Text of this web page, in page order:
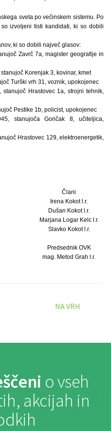
sveta po večinskem sistemu. Po
izvoljeni tisti kandidati, ki so dobili
ki so dobili največ glasov:
Zavrč 7a, magister geografije in
Korenjak 3, kovinar, kmet
Turški vrh 31, voznik, upokojenec
Hrastovec 1a, strojni tehnik,
Pestike 1b, policist, upokojenec
stanujoča Goričak 8, učiteljica,
Hrastovec 129, elektroenergetik,
Člani
Irena Kokot l.r.
Dušan Kokot l.r.
Marjana Logar Kelc l.r.
Slavko Kokot l.r.
Predsednik OVK
mag. Metod Grah l.r.
NA VRH
o vseh
akcijah in